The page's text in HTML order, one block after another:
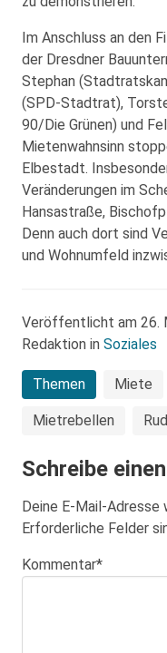
Im Anschluss an den
der Dresdner
Stephan
(SPD-Stadtrat),
90/Die Grünen) und
Mietenwahnsinn
Elbestadt.
Veränderungen im
Hansastraße,
Denn auch dort sind
und Wohnumfeld
Veröffentlicht am 26.
Redaktion in Soziales
Themen Miete
Mietrebellen
Schreibe
Deine E-Mail-
Erforderliche Felder
Kommentar*